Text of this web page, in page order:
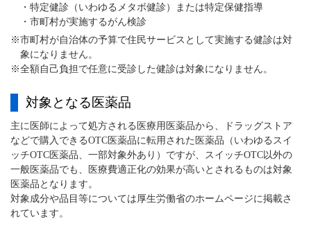
・特定健診（いわゆるメタボ健診）または特定保健指導
・市町村が実施するがん検診
※市町村が自治体の予算で住民サービスとして実施する健診は対
象になりません。
※全額自己負担で任意に受診した健診は対象になりません。
対象となる医薬品
主に医師によって処方される医療用医薬品から、ドラッグストア
などで購入できるOTC医薬品に転用された医薬品（いわゆるスイ
ッチOTC医薬品、一部対象外あり）ですが、スイッチOTC以外の
一般医薬品でも、医療費適正化の効果が高いとされるものは対象
医薬品となります。
対象成分や品目等については厚生労働省のホームページに掲載さ
れています。